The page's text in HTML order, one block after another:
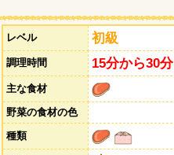
レベル 初級
調理時間 15分から30分
主な食材
野菜の食材の色
種類